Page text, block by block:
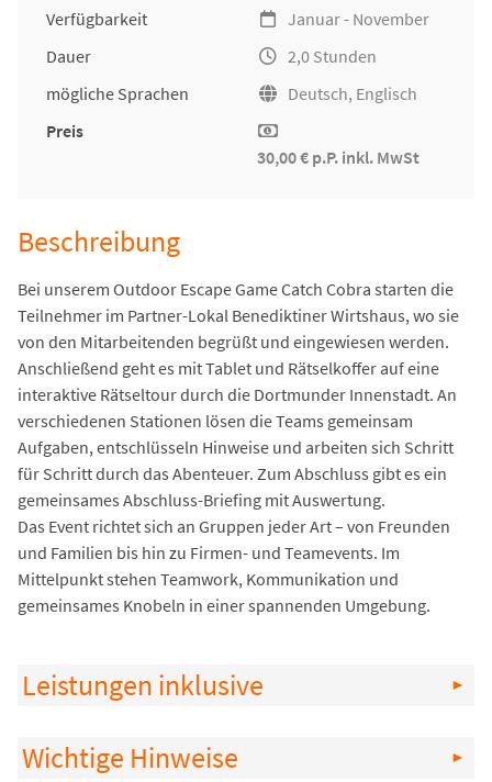
Verfügbarkeit
Januar - November
Dauer
2,0 Stunden
mögliche Sprachen
Deutsch, Englisch
Preis
30,00 € p.P. inkl. MwSt
Beschreibung
Bei unserem Outdoor Escape Game Catch Cobra starten die
Teilnehmer im Partner-Lokal Benediktiner Wirtshaus, wo sie
von den Mitarbeitenden begrüßt und eingewiesen werden.
Anschließend geht es mit Tablet und Rätselkoffer auf eine
interaktive Rätseltour durch die Dortmunder Innenstadt. An
verschiedenen Stationen lösen die Teams gemeinsam
Aufgaben, entschlüsseln Hinweise und arbeiten sich Schritt
für Schritt durch das Abenteuer. Zum Abschluss gibt es ein
gemeinsames Abschluss-Briefing mit Auswertung.
Das Event richtet sich an Gruppen jeder Art – von Freunden
und Familien bis hin zu Firmen- und Teamevents. Im
Mittelpunkt stehen Teamwork, Kommunikation und
gemeinsames Knobeln in einer spannenden Umgebung.
Leistungen inklusive
Wichtige Hinweise